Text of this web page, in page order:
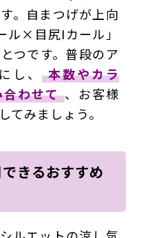
。自まつげが上向
ル×目尻Iカール」
つです。普段のア
し、 本数やカラ
合わせて 、お客様
てみましょう。
きるおすすめ